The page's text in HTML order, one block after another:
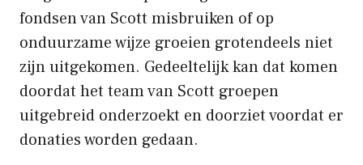
fondsen van Scott misbruiken of op
onduurzame wijze groeien grotendeels niet
zijn uitgekomen. Gedeeltelijk kan dat komen
doordat het team van Scott groepen
uitgebreid onderzoekt en doorziet voordat er
donaties worden gedaan.